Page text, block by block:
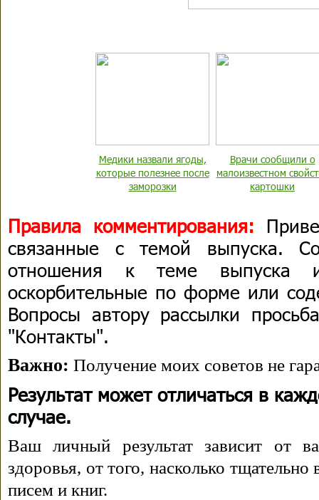
Медики назвали ягоды,
которые полезнее после
заморозки
Врачи сообщили о
малоизвестном
картошки
Правила комментирования:
связанные с темой выпуска.
отношения к теме выпуска
оскорбительные по форме или
Вопросы автору рассылки
"Контакты".
Важно: Получение моих советов не
Результат может отличаться в
случае.
Ваш личный результат зависит от
здоровья, от того, насколько
писем и книг.